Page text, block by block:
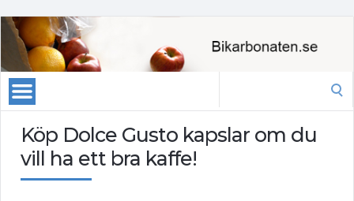
Köp Dolce Gusto kapslar om du
vill ha ett bra kaffe!